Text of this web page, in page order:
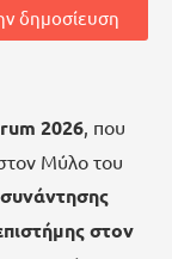
δημοσίευση
2026, που
Μύλο του
στον